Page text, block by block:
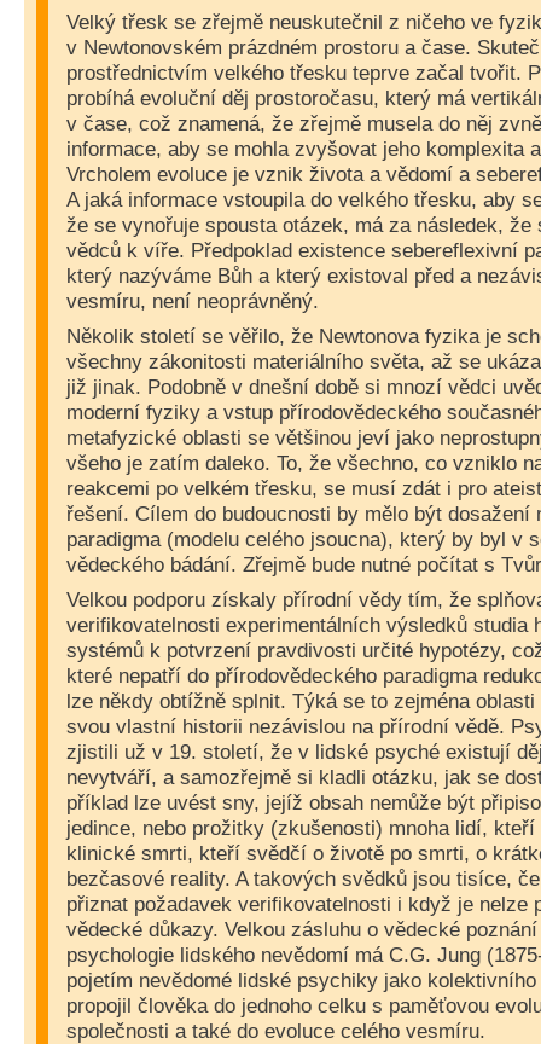
Velký třesk se zřejmě neuskutečnil z ničeho ve
v Newtonovském prázdném prostoru a čase.
prostřednictvím velkého třesku teprve začal tvořit.
probíhá evoluční děj prostoročasu, který má
v čase, což znamená, že zřejmě musela do něj
informace, aby se mohla zvyšovat jeho komplexita
Vrcholem evoluce je vznik života a vědomí a
A jaká informace vstoupila do velkého třesku, aby
že se vynořuje spousta otázek, má za následek,
vědců k víře. Předpoklad existence sebereflexivní
který nazýváme Bůh a který existoval před a
vesmíru, není neoprávněný.
Několik století se věřilo, že Newtonova fyzika je
všechny zákonitosti materiálního světa, až se
již jinak. Podobně v dnešní době si mnozí vědci
moderní fyziky a vstup přírodovědeckého
metafyzické oblasti se většinou jeví jako
všeho je zatím daleko. To, že všechno, co vzniklo
reakcemi po velkém třesku, se musí zdát i pro
řešení. Cílem do budoucnosti by mělo být dosažení
paradigma (modelu celého jsoucna), který by byl v
vědeckého bádání. Zřejmě bude nutné počítat s
Velkou podporu získaly přírodní vědy tím, že
verifikovatelnosti experimentálních výsledků studia
systémů k potvrzení pravdivosti určité hypotézy,
které nepatří do přírodovědeckého paradigma
lze někdy obtížně splnit. Týká se to zejména
svou vlastní historii nezávislou na přírodní vědě.
zjistili už v 19. století, že v lidské psyché existují
nevytváří, a samozřejmě si kladli otázku, jak se
příklad lze uvést sny, jejíž obsah nemůže být
jedince, nebo prožitky (zkušenosti) mnoha lidí,
klinické smrti, kteří svědčí o životě po smrti, o
bezčasové reality. A takových svědků jsou tisíce,
přiznat požadavek verifikovatelnosti i když je nelze
vědecké důkazy. Velkou zásluhu o vědecké
psychologie lidského nevědomí má C.G. Jung
pojetím nevědomé lidské psychiky jako
propojil člověka do jednoho celku s paměťovou
společnosti a také do evoluce celého vesmíru.